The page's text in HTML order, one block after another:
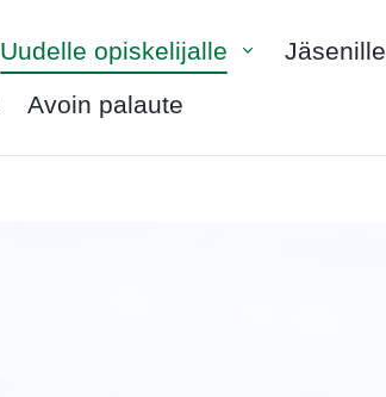
Uudelle opiskelijalle Jäsenille
Avoin palaute